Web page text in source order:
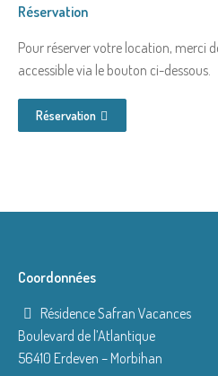
Réservation
Pour réserver votre location, merci
accessible via le bouton ci-dessous.
Réservation
Coordonnées
Résidence Safran Vacances
Boulevard de l’Atlantique
56410 Erdeven – Morbihan